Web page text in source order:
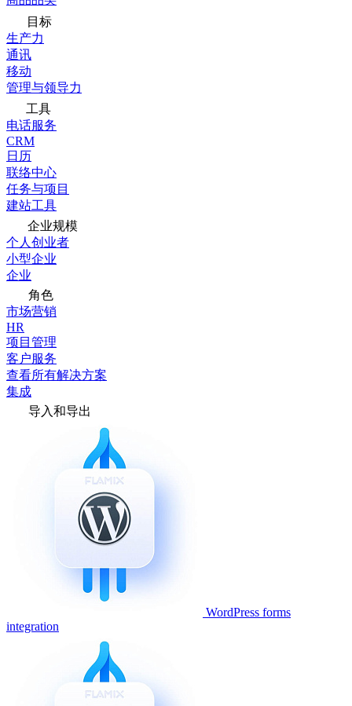
目标
生产力
通讯
移动
管理与领导力
工具
电话服务
CRM
日历
联络中心
任务与项目
建站工具
企业规模
个人创业者
小型企业
企业
角色
市场营销
HR
项目管理
客户服务
查看所有解决方案
集成
导入和导出
WordPress forms
integration